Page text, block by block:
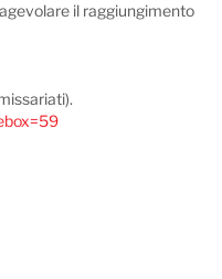
il raggiungimento